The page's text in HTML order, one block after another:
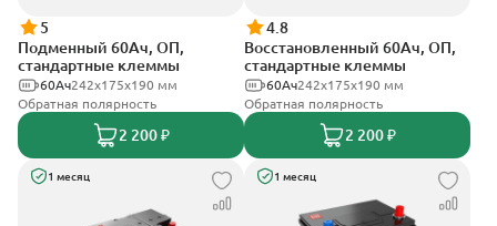
5
Подменный 60Ач, ОП,
стандартные клеммы
242х175х190 мм
60Ач
Обратная полярность
2 200 ₽
4.8
Восстановленный 60Ач, ОП,
стандартные клеммы
242х175х190 мм
60Ач
Обратная полярность
2 200 ₽
1 месяц 1 месяц